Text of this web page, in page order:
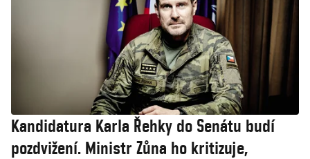
Kandidatura Karla Řehky do Senátu budí
pozdvižení. Ministr Zůna ho kritizuje,